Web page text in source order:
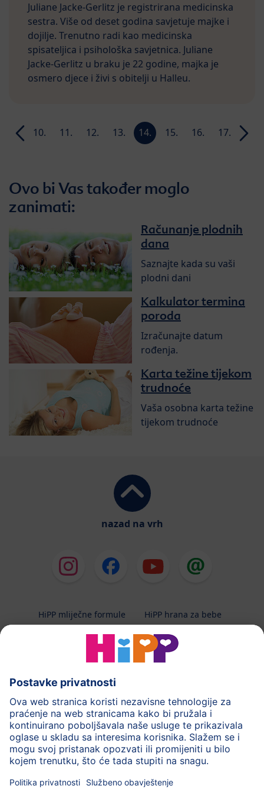
Juliane Jacke-Gerlitz je registrirana medicinska
sestra. Više od deset godina savjetuje majke i
dojilje. Trenutno radi kao medicinska
spisateljica i psihološka savjetnica. Juliane
Jacke-Gerlitz u braku je 22 godine, majka je
osmero djece i živi s obitelji u Halleu.
9.
10.
11.
12.
13.
14.
15.
16.
17.
18.
Ovo bi Vas također moglo
zanimati:
Računanje plodnih
dana
Saznajte kada su vaši
plodni dani
Kalkulator termina
poroda
Izračunajte datum
rođenja.
Karta težine tijekom
trudnoće
Vaša osobna karta težine
tijekom trudnoće
nazad na vrh
HiPP mliječne formule
HiPP hrana za bebe
HiPP njega
HiPP trudnoća
Terapeutska dijeta
Zaštita podataka i upute za korištenj
Uvjeti korištenja
Impressum
Kontakt
O HiPP-u